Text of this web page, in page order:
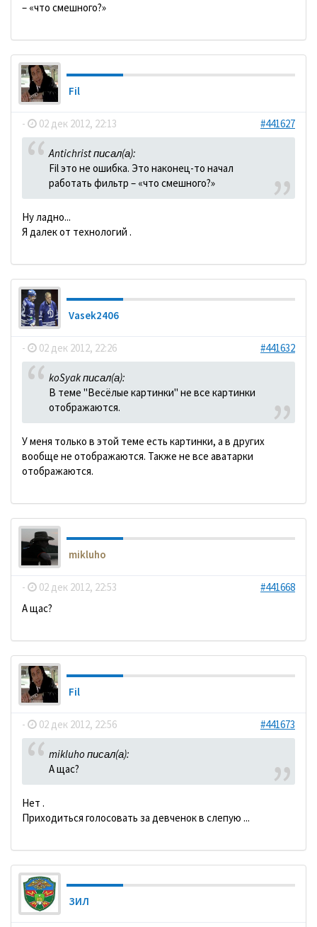
– «что смешного?»
Fil
- 02 дек 2012, 22:13 #441627
Antichrist писал(а):
Fil это не ошибка. Это наконец-то начал
работать фильтр – «что смешного?»
Ну ладно...
Я далек от технологий .
Vasek2406
- 02 дек 2012, 22:26 #441632
koSyak писал(а):
В теме "Весёлые картинки" не все картинки
отображаются.
У меня только в этой теме есть картинки, а в других
вообще не отображаются. Также не все аватарки
отображаются.
mikluho
- 02 дек 2012, 22:53
#441668
А щас?
Fil
- 02 дек 2012, 22:56 #441673
mikluho писал(а):
А щас?
Нет .
Приходиться голосовать за девченок в слепую ...
ЗИЛ